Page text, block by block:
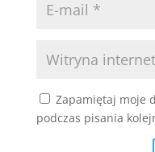
Zapamiętaj moje
podczas pisania